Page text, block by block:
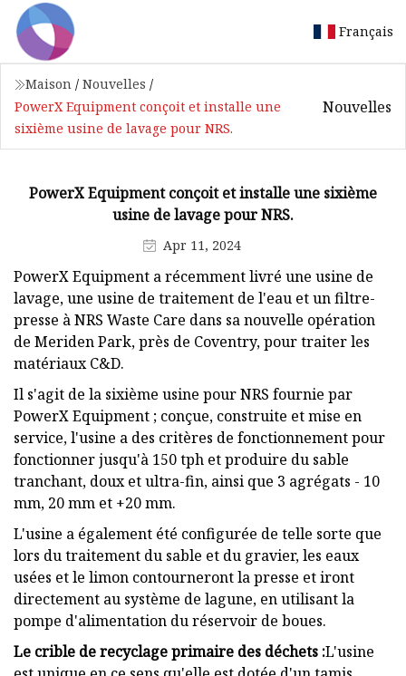
Français
Maison / Nouvelles /
PowerX Equipment conçoit et installe une
sixième usine de lavage pour NRS.
Nouvelles
PowerX Equipment conçoit et installe une sixième
usine de lavage pour NRS.
Apr 11, 2024
PowerX Equipment a récemment livré une usine de
lavage, une usine de traitement de l'eau et un filtre-
presse à NRS Waste Care dans sa nouvelle opération
de Meriden Park, près de Coventry, pour traiter les
matériaux C&D.
Il s'agit de la sixième usine pour NRS fournie par
PowerX Equipment ; conçue, construite et mise en
service, l'usine a des critères de fonctionnement pour
fonctionner jusqu'à 150 tph et produire du sable
tranchant, doux et ultra-fin, ainsi que 3 agrégats - 10
mm, 20 mm et +20 mm.
L'usine a également été configurée de telle sorte que
lors du traitement du sable et du gravier, les eaux
usées et le limon contourneront la presse et iront
directement au système de lagune, en utilisant la
pompe d'alimentation du réservoir de boues.
Le crible de recyclage primaire des déchets :L'usine